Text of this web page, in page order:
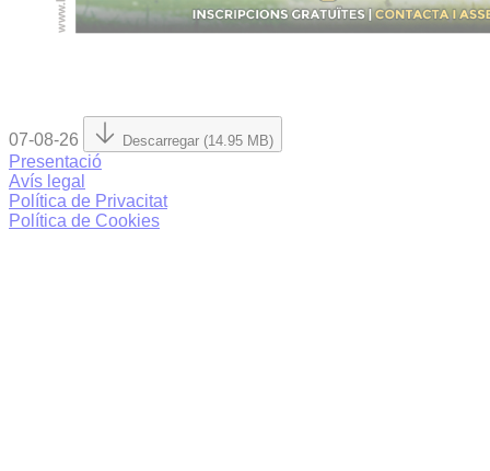
07-08-26 Descarregar (14.95 MB)
Presentació
Avís legal
Política de Privacitat
Política de Cookies